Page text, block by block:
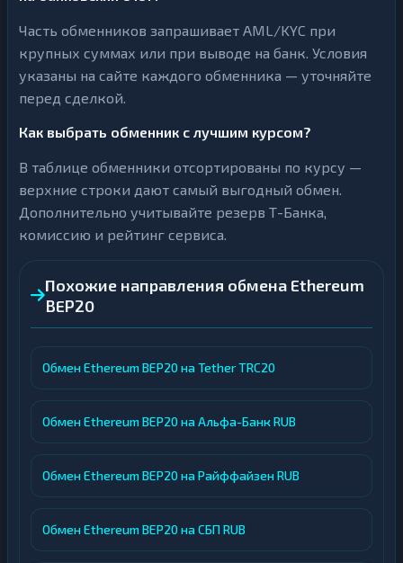
Часть обменников запрашивает AML/KYC при
крупных суммах или при выводе на банк. Условия
указаны на сайте каждого обменника — уточняйте
перед сделкой.
Как выбрать обменник с лучшим курсом?
В таблице обменники отсортированы по курсу —
верхние строки дают самый выгодный обмен.
Дополнительно учитывайте резерв Т-Банка,
комиссию и рейтинг сервиса.
Похожие направления обмена Ethereum
BEP20
Обмен Ethereum BEP20 на Tether TRC20
Обмен Ethereum BEP20 на Альфа-Банк RUB
Обмен Ethereum BEP20 на Райффайзен RUB
Обмен Ethereum BEP20 на СБП RUB